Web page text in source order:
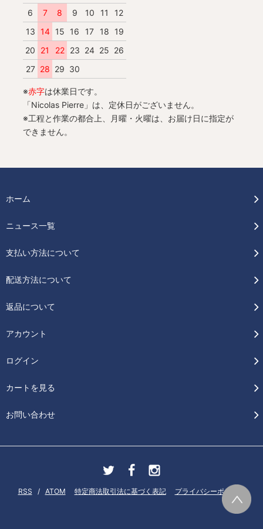
6
7 8 9 10 11
12
13
14 15 16 17 18
19
20
21 22 23 24 25 26
27 28 29 30
※赤字は休業日です。
「Nicolas Pierre」は、定休日がございません。
※工程と作業の都合上、月曜・火曜は、お届け日に指定が
できません。
ホーム
ニュース一覧
支払い方法について
配送方法について
返品について
アカウント
ログイン
カートを見る
お問い合わせ
RSS / ATOM 特定商法取引法に基づく表記 プライバシーポリシー